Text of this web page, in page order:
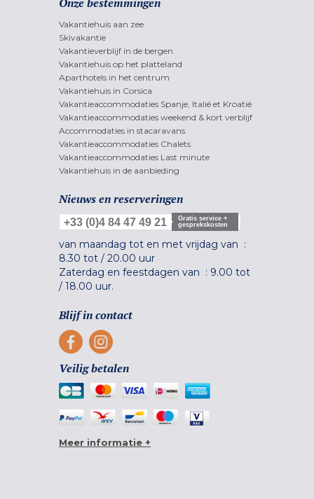
Vakantiehuis aan zee
Skivakantie
Vakantieverblijf in de bergen
Vakantiehuis op het platteland
Aparthotels in het centrum
Vakantiehuis in Corsica
Vakantieaccommodaties Spanje, Italië et Kroatië
Vakantieaccommodaties weekend & kort verblijf
Accommodaties in stacaravans
Vakantieaccommodaties Chalets
Vakantieaccommodaties Last minute
Vakantiehuis in de aanbieding
Nieuws en reserveringen
+33 (0)4 84 47 49 21
Gratis service +
gesprekskosten
van maandag tot en met vrijdag van :
8.30 tot / 20.00 uur
Zaterdag en feestdagen van : 9.00 tot
/ 18.00 uur.
Blijf in contact
Veilig betalen
Meer informatie +